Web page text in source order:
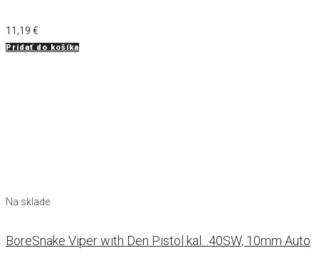
11,19 €
Pridať do košíka
Na sklade
BoreSnake Viper with Den Pistol kal. .40SW, 10mm Auto